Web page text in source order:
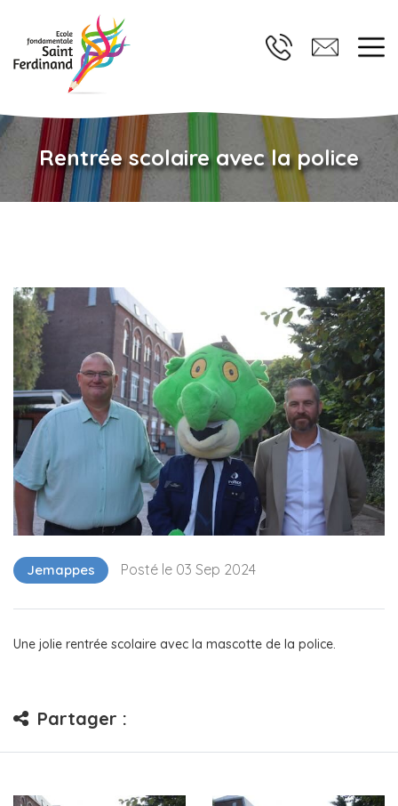
Rentrée scolaire avec la police
Jemappes Posté le 03 Sep 2024
Une jolie rentrée scolaire avec la mascotte de la police.
Partager :